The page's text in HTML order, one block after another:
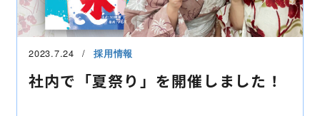
2023.7.24 採用情報
社内で「夏祭り」を開催しました！